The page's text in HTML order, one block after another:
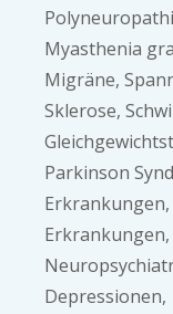
Myasthenia
Migräne,
Sklerose,
Parkinson